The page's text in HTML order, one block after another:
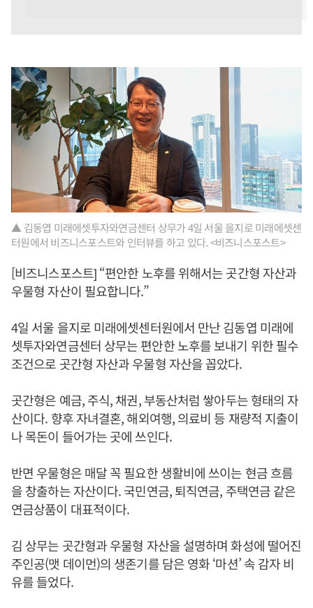
▲ 김동엽 미래에셋투자와연금센터 상무가 4일 서울 을지로 미래에셋센
터원에서 비즈니스포스트와 인터뷰를 하고 있다. <비즈니스포스트>
[비즈니스포스트] “편안한 노후를 위해서는 곳간형 자산과
우물형 자산이 필요합니다.”
4일 서울 을지로 미래에셋센터원에서 만난 김동엽 미래에
셋투자와연금센터 상무는 편안한 노후를 보내기 위한 필수
조건으로 곳간형 자산과 우물형 자산을 꼽았다.
곳간형은 예금, 주식, 채권, 부동산처럼 쌓아두는 형태의 자
산이다. 향후 자녀결혼, 해외여행, 의료비 등 재량적 지출이
나 목돈이 들어가는 곳에 쓰인다.
반면 우물형은 매달 꼭 필요한 생활비에 쓰이는 현금 흐름
을 창출하는 자산이다. 국민연금, 퇴직연금, 주택연금 같은
연금상품이 대표적이다.
김 상무는 곳간형과 우물형 자산을 설명하며 화성에 떨어진
주인공(맷 데이먼)의 생존기를 담은 영화 ‘마션’ 속 감자 비
유를 들었다.